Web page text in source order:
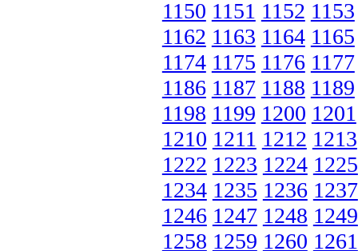
1150 1151 1152 1153
1162 1163 1164 1165
1174 1175 1176 1177
1186 1187 1188 1189
1198 1199 1200 1201
1210 1211 1212 1213
1222 1223 1224 1225
1234 1235 1236 1237
1246 1247 1248 1249
1258 1259 1260 1261